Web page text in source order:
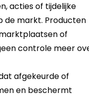
acties of tijdelijke
de markt. Producten
of
controle meer
afgekeurde of
en beschermt